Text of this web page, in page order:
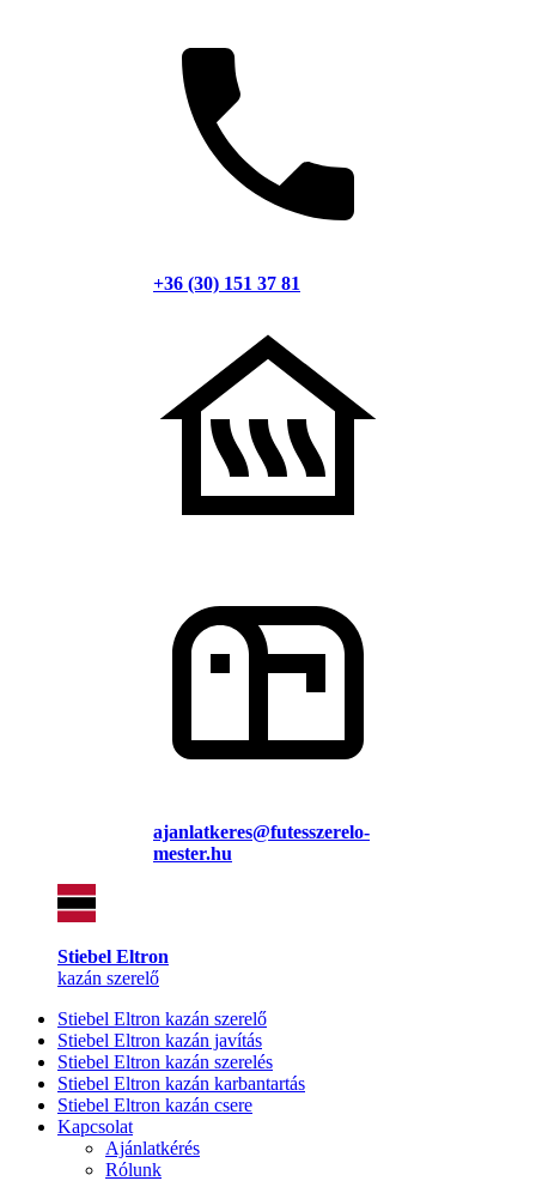
+36 (30) 151 37 81
ajanlatkeres@futesszerelo-
mester.hu
Stiebel Eltron
kazán szerelő
Stiebel Eltron kazán szerelő
Stiebel Eltron kazán javítás
Stiebel Eltron kazán szerelés
Stiebel Eltron kazán karbantartás
Stiebel Eltron kazán csere
Kapcsolat
Ajánlatkérés
Rólunk